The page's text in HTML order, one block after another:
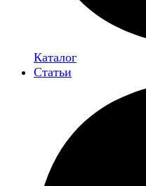
Каталог
Статьи